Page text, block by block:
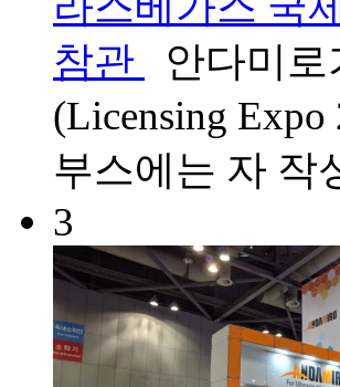
참관
안다미
(Licensing
부스에는 자 작
3